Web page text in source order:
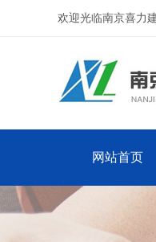
欢迎光临南京喜力
网站首页